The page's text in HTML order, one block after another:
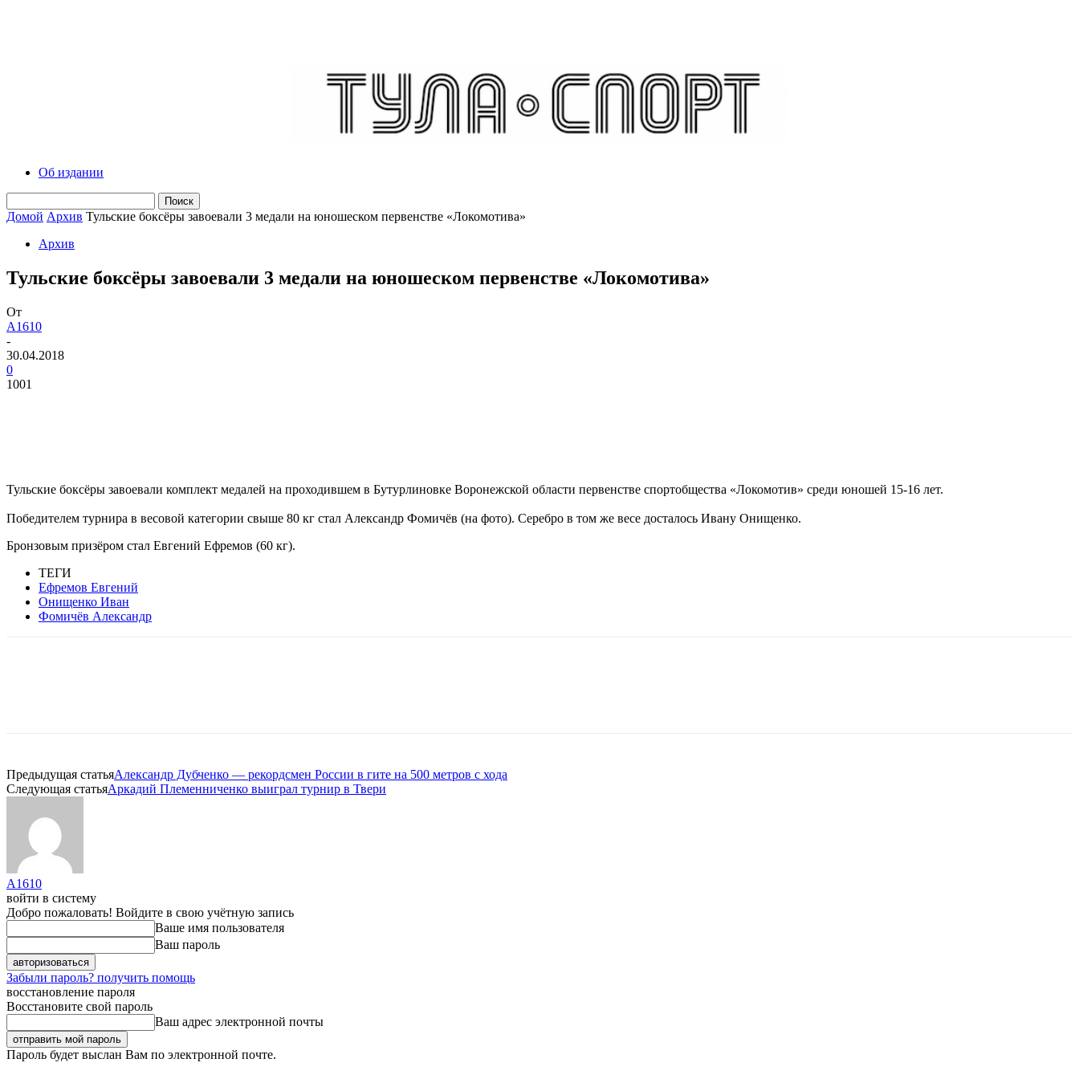
Об издании
Домой Архив Тульские боксёры завоевали 3 медали на юношеском первенстве «Локомотива»
Архив
Тульские боксёры завоевали 3 медали на юношеском первенстве «Локомотива»
От
A1610
-
30.04.2018
0
1001
Тульские боксёры завоевали комплект медалей на проходившем в Бутурлиновке Воронежской области первенстве спортобщества «Локомотив» среди юношей 15-16 лет.
Победителем турнира в весовой категории свыше 80 кг стал Александр Фомичёв (на фото). Серебро в том же весе досталось Ивану Онищенко.
Бронзовым призёром стал Евгений Ефремов (60 кг).
ТЕГИ
Ефремов Евгений
Онищенко Иван
Фомичёв Александр
Предыдущая статьяАлександр Дубченко — рекордсмен России в гите на 500 метров с хода
Следующая статьяАркадий Племенниченко выиграл турнир в Твери
A1610
войти в систему
Добро пожаловать! Войдите в свою учётную запись
Ваше имя пользователя
Ваш пароль
Забыли пароль? получить помощь
восстановление пароля
Восстановите свой пароль
Ваш адрес электронной почты
Пароль будет выслан Вам по электронной почте.